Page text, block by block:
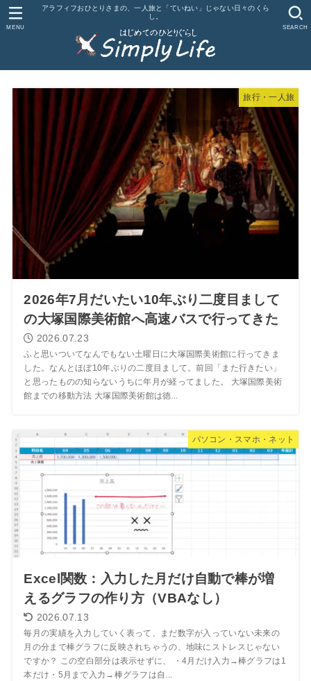
アラフィフおひとりさまの、一人旅と「ていねい」じゃない日々のくら
し。
SEARCH
MENU
旅行・一人旅
2026年7月だいたい10年ぶり二度目まして
の大塚国際美術館へ高速バスで行ってきた
2026.07.23
ふと思いついてなんでもない土曜日に大塚国際美術館に行ってきま
した。なんとほぼ10年ぶりの二度目まして。前回「また行きたい」
と思ったものの知らないうちに年月が経ってました。 大塚国際美術
館までの移動方法 大塚国際美術館は徳...
パソコン・スマホ・ネット
Excel関数：入力した月だけ自動で棒が増
えるグラフの作り方（VBAなし）
2026.07.13
毎月の実績を入力していく表って、まだ数字が入っていない未来の
月の分まで棒グラフに反映されちゃうの、地味にストレスじゃない
ですか？ この空白部分は表示せずに、 ・4月だけ入力→棒グラフは1
本だけ・5月まで入力→棒グラフは自...